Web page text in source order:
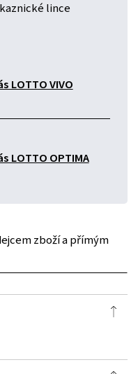
lince
LOTTO VIVO
LOTTO OPTIMA
zboží a přímým